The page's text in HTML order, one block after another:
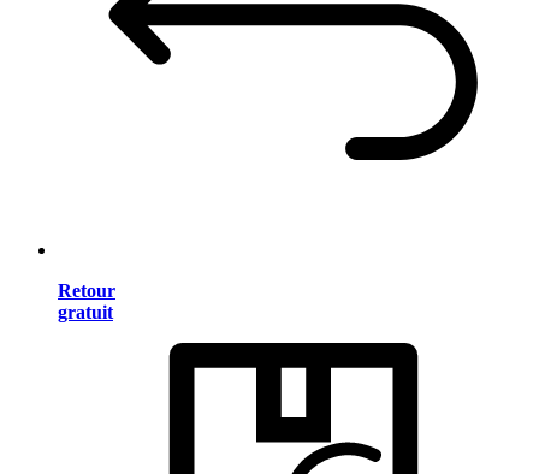
Retour
gratuit